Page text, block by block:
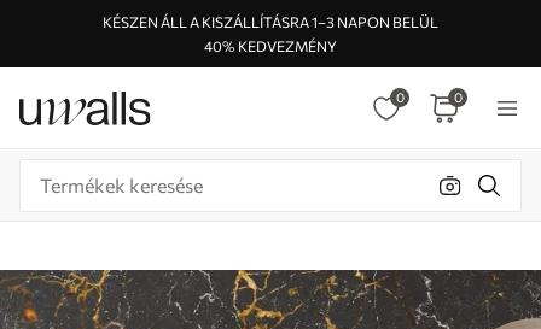
KÉSZEN ÁLL A KISZÁLLÍTÁSRA 1–3 NAPON BELÜL
40% KEDVEZMÉNY
0 0